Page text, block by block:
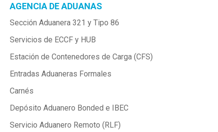
AGENCIA DE ADUANAS
Sección Aduanera 321 y Tipo 86
Servicios de ECCF y HUB
Estación de Contenedores de Carga (CFS)
Entradas Aduaneras Formales
Carnés
Depósito Aduanero Bonded e IBEC
Servicio Aduanero Remoto (RLF)